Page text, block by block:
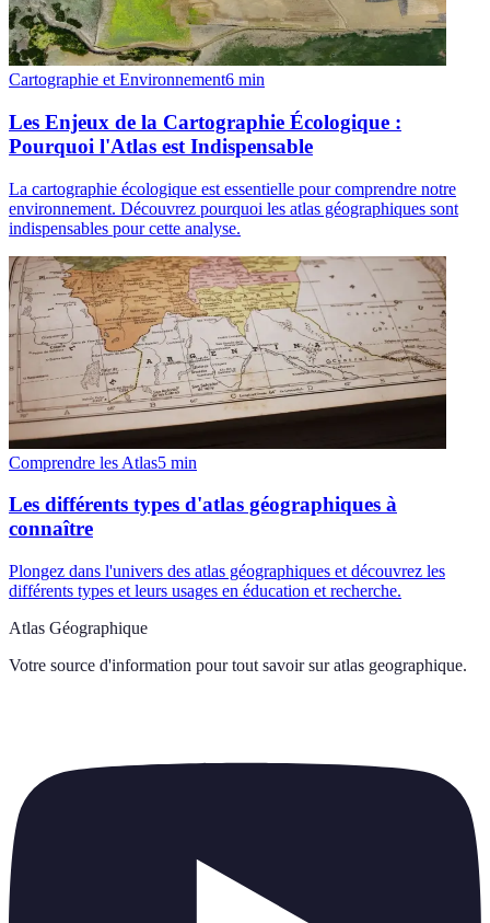
Cartographie et Environnement6 min
Les Enjeux de la Cartographie Écologique :
Pourquoi l'Atlas est Indispensable
La cartographie écologique est essentielle pour comprendre notre
environnement. Découvrez pourquoi les atlas géographiques sont
indispensables pour cette analyse.
Comprendre les Atlas5 min
Les différents types d'atlas géographiques à
connaître
Plongez dans l'univers des atlas géographiques et découvrez les
différents types et leurs usages en éducation et recherche.
Atlas Géographique
Votre source d'information pour tout savoir sur atlas geographique.